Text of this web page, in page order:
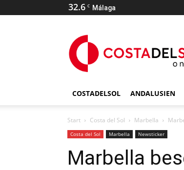
32.6 C Málaga
COSTADELSOL ANDALUSIEN
Start Costa del Sol Marbella
Costa del Sol Marbella Newsticker
Marbella